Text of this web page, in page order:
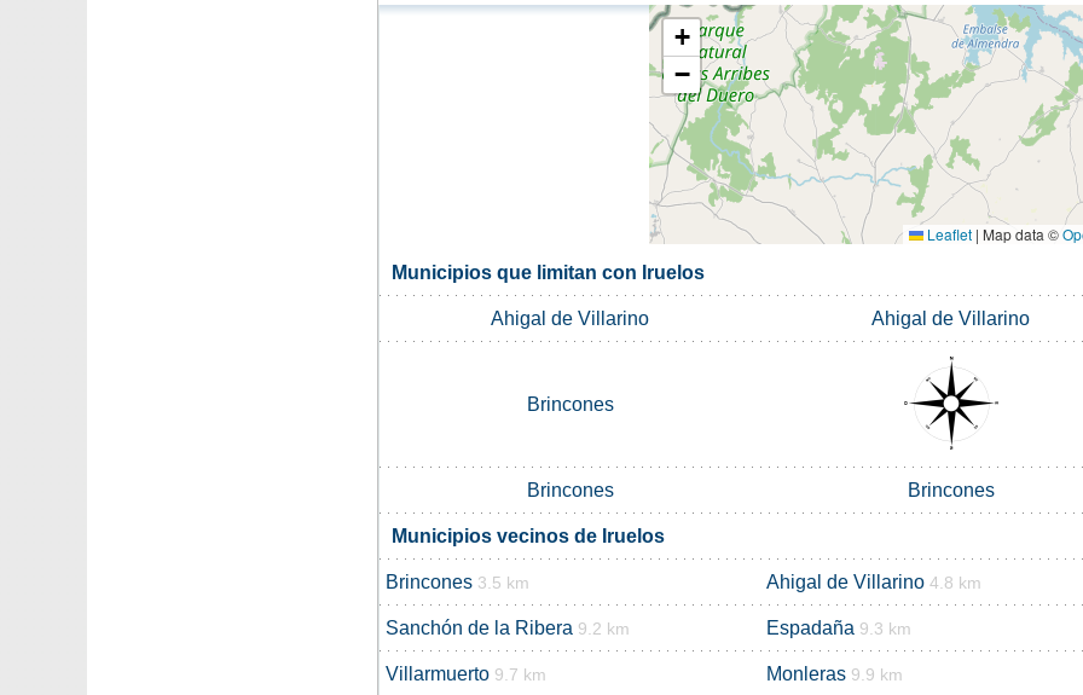
+
−
Leaflet | Map data ©
Municipios que limitan con Iruelos
Ahigal de Villarino Ahigal de Villarino
Brincones
Brincones Brincones
Municipios vecinos de Iruelos
Brincones 3.5 km Ahigal de Villarino 4.8 km
Sanchón de la Ribera 9.2 km Espadaña 9.3 km
Villarmuerto 9.7 km Monleras 9.9 km